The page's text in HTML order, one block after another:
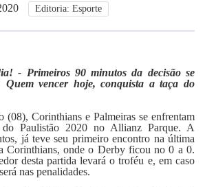
Editoria: Esporte
- Primeiros 90 minutos da decisão se
vencer hoje, conquista a taça do
(08), Corinthians e Palmeiras se enfrentam
Paulistão 2020 no Allianz Parque. A
já teve seu primeiro encontro na última
Corinthians, onde o Derby ficou no 0 a 0.
desta partida levará o troféu e, em caso
nas penalidades.